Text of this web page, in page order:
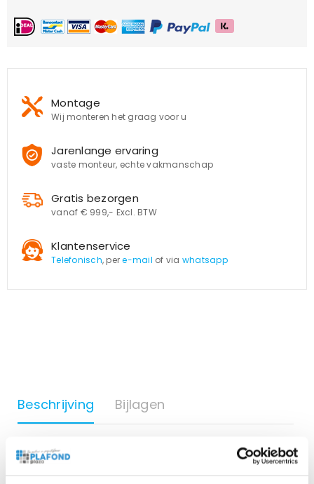
Montage
Wij monteren het graag voor u
Jarenlange ervaring
vaste monteur, echte vakmanschap
Gratis bezorgen
vanaf € 999,- Excl. BTW
Klantenservice
Telefonisch, pere-mail of via whatsapp
Beschrijving Bijlagen
16 wolkenpanelen van wit aluminium.
De frames passen in een standaard systeemplafond met